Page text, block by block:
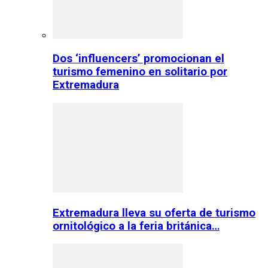
Dos ‘influencers’ promocionan el
turismo femenino en solitario por
Extremadura
Extremadura lleva su oferta de turismo
ornitológico a la feria británica…